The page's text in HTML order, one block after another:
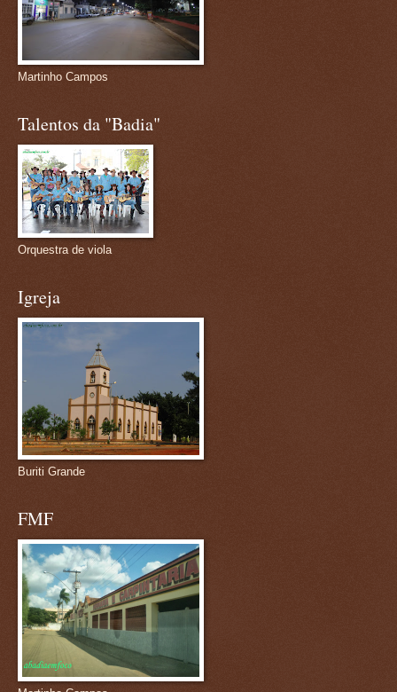
Martinho Campos
Talentos da "Badia"
Orquestra de viola
Igreja
Buriti Grande
FMF